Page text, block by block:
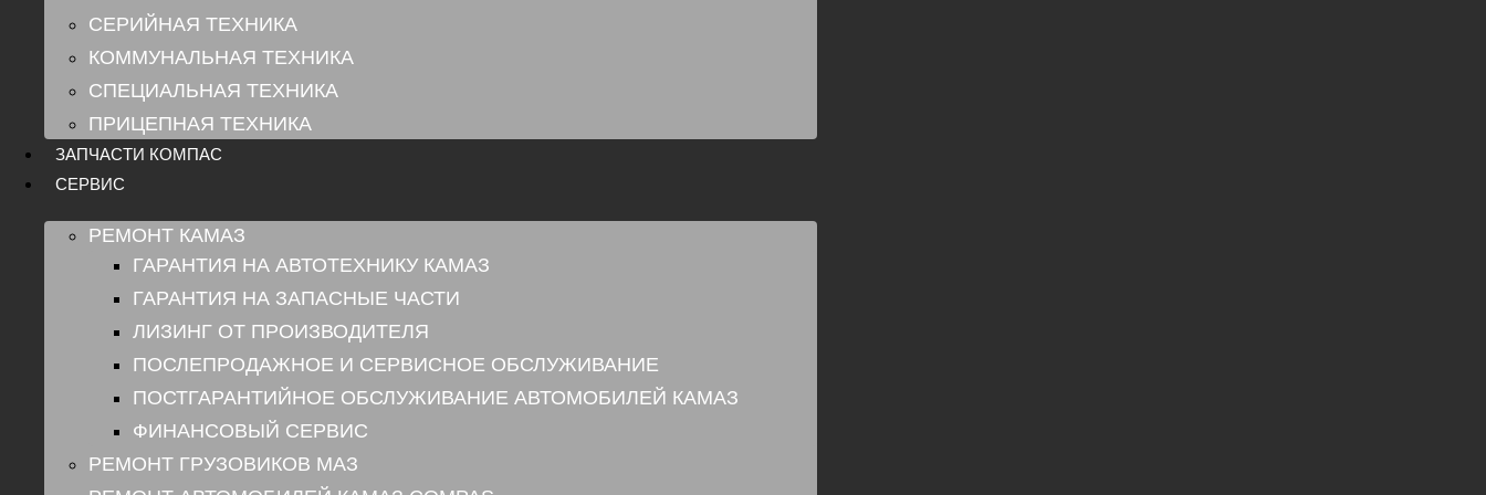
СЕРИЙНАЯ ТЕХНИКА
КОММУНАЛЬНАЯ ТЕХНИКА
СПЕЦИАЛЬНАЯ ТЕХНИКА
ПРИЦЕПНАЯ ТЕХНИКА
ЗАПЧАСТИ КОМПАС
СЕРВИС
РЕМОНТ КАМАЗ
ГАРАНТИЯ НА АВТОТЕХНИКУ КАМАЗ
ГАРАНТИЯ НА ЗАПАСНЫЕ ЧАСТИ
ЛИЗИНГ ОТ ПРОИЗВОДИТЕЛЯ
ПОСЛЕПРОДАЖНОЕ И СЕРВИСНОЕ ОБСЛУЖИВАНИЕ
ПОСТГАРАНТИЙНОЕ ОБСЛУЖИВАНИЕ АВТОМОБИЛЕЙ КАМАЗ
ФИНАНСОВЫЙ СЕРВИС
РЕМОНТ ГРУЗОВИКОВ МАЗ